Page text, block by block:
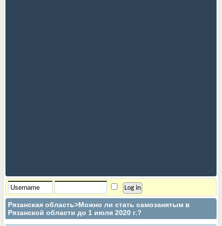
Рязанская область>Можно ли стать самозанятым в
Рязанской области до 1 июля 2020 г.?